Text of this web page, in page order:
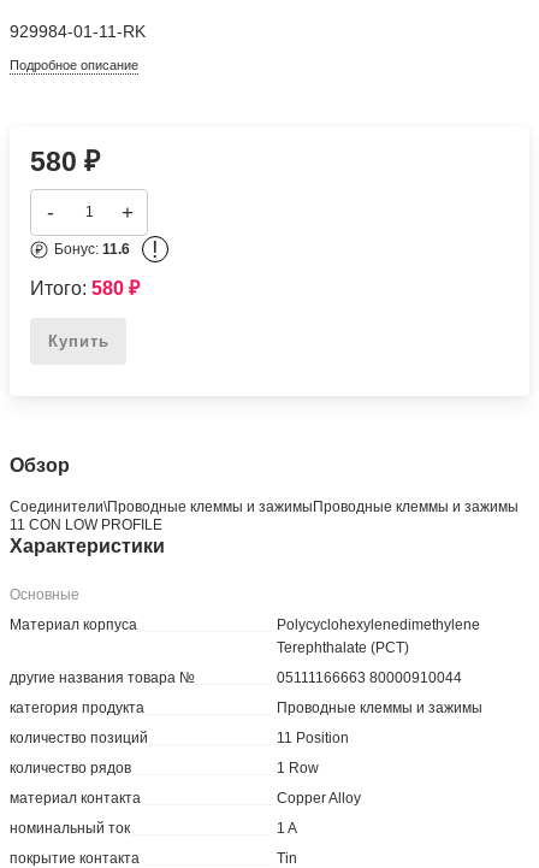
929984-01-11-RK
Подробное описание
580₽
- +
Бонус:11.6 !
Итого:580₽
Купить
Обзор
Соединители\Проводные клеммы и зажимыПроводные клеммы и зажимы
11 CON LOW PROFILE
Характеристики
Основные
Материал корпуса
Polycyclohexylenedimethylene
Terephthalate (PCT)
другие названия товара №
05111166663 80000910044
категория продукта
Проводные клеммы и зажимы
количество позиций
11 Position
количество рядов
1 Row
материал контакта
Copper Alloy
номинальный ток
1 A
покрытие контакта
Tin